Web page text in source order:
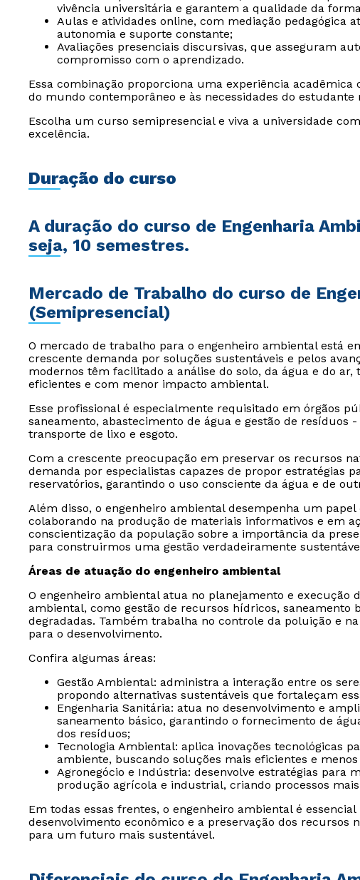
vivência universitária e garantem a qualidade da
Aulas e atividades online, com mediação pedagógica
autonomia e suporte constante;
Avaliações presenciais discursivas, que asseguram
compromisso com o aprendizado.
Essa combinação proporciona uma experiência acadêmica
do mundo contemporâneo e às necessidades do estudante
Escolha um curso semipresencial e viva a universidade
excelência.
Duração do curso
A duração do curso de Engenharia
seja, 10 semestres.
Mercado de Trabalho do curso de
(Semipresencial)
O mercado de trabalho para o engenheiro ambiental está
crescente demanda por soluções sustentáveis e pelos
modernos têm facilitado a análise do solo, da água e do ar,
eficientes e com menor impacto ambiental.
Esse profissional é especialmente requisitado em órgãos
saneamento, abastecimento de água e gestão de resíduos
transporte de lixo e esgoto.
Com a crescente preocupação em preservar os recursos
demanda por especialistas capazes de propor estratégias
reservatórios, garantindo o uso consciente da água e de
Além disso, o engenheiro ambiental desempenha um
colaborando na produção de materiais informativos e em
conscientização da população sobre a importância da
para construirmos uma gestão verdadeiramente
Áreas de atuação do engenheiro ambiental
O engenheiro ambiental atua no planejamento e execução
ambiental, como gestão de recursos hídricos, saneamento
degradadas. Também trabalha no controle da poluição e
para o desenvolvimento.
Confira algumas áreas:
Gestão Ambiental: administra a interação entre os
propondo alternativas sustentáveis que fortaleçam
Engenharia Sanitária: atua no desenvolvimento e
saneamento básico, garantindo o fornecimento de
dos resíduos;
Tecnologia Ambiental: aplica inovações tecnológicas
ambiente, buscando soluções mais eficientes e menos
Agronegócio e Indústria: desenvolve estratégias para
produção agrícola e industrial, criando processos
Em todas essas frentes, o engenheiro ambiental é
desenvolvimento econômico e a preservação dos
para um futuro mais sustentável.